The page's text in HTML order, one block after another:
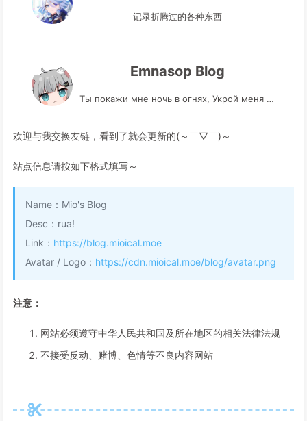
记录折腾过的各种东西
Emnasop Blog
Ты покажи мне ночь в огнях, Укрой меня в своих тенях
欢迎与我交换友链，看到了就会更新的(～￣▽￣)～
站点信息请按如下格式填写～
Name：Mio's Blog
Desc：rua!
Link： https://blog.mioical.moe
Avatar / Logo： https://cdn.mioical.moe/blog/avatar.png
注意：
网站必须遵守中华人民共和国及所在地区的相关法律法规
不接受反动、赌博、色情等不良内容网站